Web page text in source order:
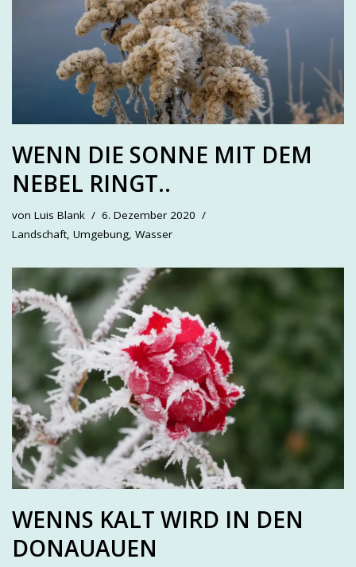
WENN DIE SONNE MIT DEM
NEBEL RINGT..
von Luis Blank
6. Dezember 2020
Landschaft, Umgebung, Wasser
WENNS KALT WIRD IN DEN
DONAUAUEN